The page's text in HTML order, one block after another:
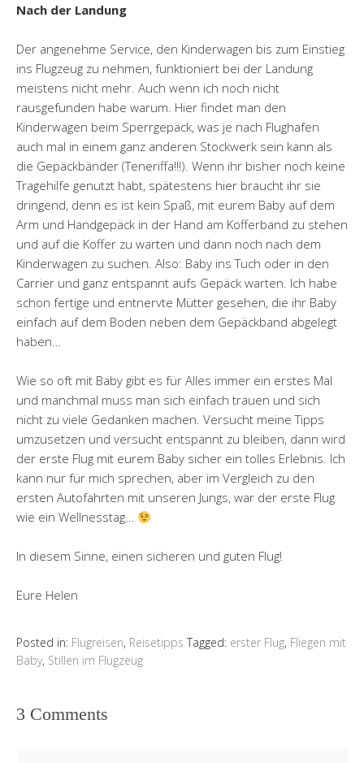
Nach der Landung
Der angenehme Service, den Kinderwagen bis zum Einstieg
ins Flugzeug zu nehmen, funktioniert bei der Landung
meistens nicht mehr. Auch wenn ich noch nicht
rausgefunden habe warum. Hier findet man den
Kinderwagen beim Sperrgepäck, was je nach Flughafen
auch mal in einem ganz anderen Stockwerk sein kann als
die Gepäckbänder (Teneriffa!!!). Wenn ihr bisher noch keine
Tragehilfe genutzt habt, spätestens hier braucht ihr sie
dringend, denn es ist kein Spaß, mit eurem Baby auf dem
Arm und Handgepäck in der Hand am Kofferband zu stehen
und auf die Koffer zu warten und dann noch nach dem
Kinderwagen zu suchen. Also: Baby ins Tuch oder in den
Carrier und ganz entspannt aufs Gepäck warten. Ich habe
schon fertige und entnervte Mütter gesehen, die ihr Baby
einfach auf dem Boden neben dem Gepäckband abgelegt
haben…
Wie so oft mit Baby gibt es für Alles immer ein erstes Mal
und manchmal muss man sich einfach trauen und sich
nicht zu viele Gedanken machen. Versucht meine Tipps
umzusetzen und versucht entspannt zu bleiben, dann wird
der erste Flug mit eurem Baby sicher ein tolles Erlebnis. Ich
kann nur für mich sprechen, aber im Vergleich zu den
ersten Autofahrten mit unseren Jungs, war der erste Flug
wie ein Wellnesstag…
In diesem Sinne, einen sicheren und guten Flug!
Eure Helen
Posted in: Flugreisen, Reisetipps Tagged: erster Flug, Fliegen mit
Baby, Stillen im Flugzeug
3 Comments